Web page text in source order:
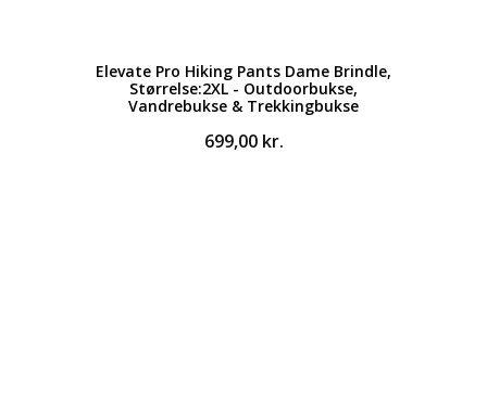
Elevate Pro Hiking Pants Dame Brindle,
Størrelse:2XL - Outdoorbukse,
Vandrebukse & Trekkingbukse
699,00 kr.